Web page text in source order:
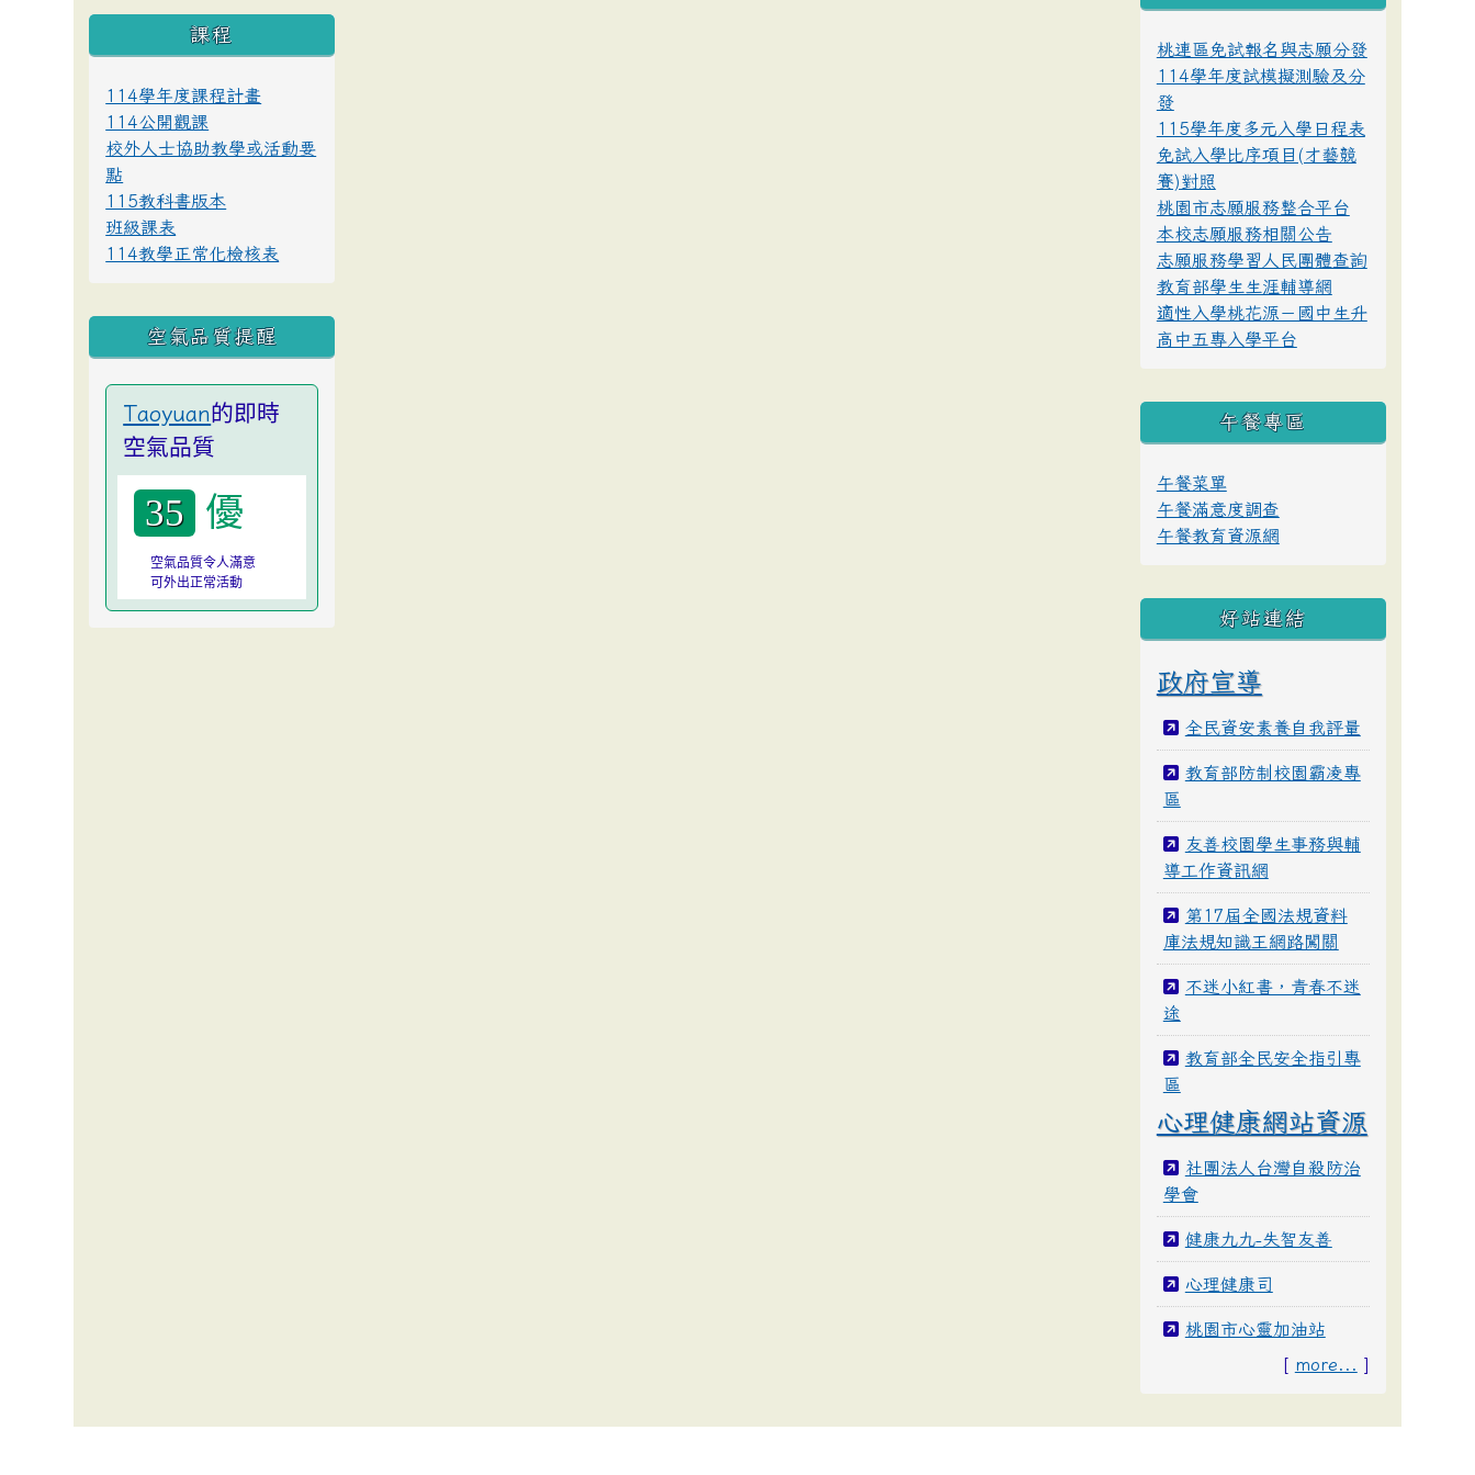
課程
114學年度課程計畫
114公開觀課
校外人士協助教學或活動要
點
115教科書版本
班級課表
114教學正常化檢核表
空氣品質提醒
Taoyuan的即時
空氣品質
35 優
空氣品質令人滿意
可外出正常活動
桃連區免試報名與志願分發
114學年度試模擬測驗及分
發
115學年度多元入學日程表
免試入學比序項目(才藝競
賽)對照
桃園市志願服務整合平台
本校志願服務相關公告
志願服務學習人民團體查詢
教育部學生生涯輔導網
適性入學桃花源－國中生升
高中五專入學平台
午餐專區
午餐菜單
午餐滿意度調查
午餐教育資源網
好站連結
政府宣導
全民資安素養自我評量
教育部防制校園霸凌專
區
友善校園學生事務與輔
導工作資訊網
第17屆全國法規資料
庫法規知識王網路闖關
不迷小紅書，青春不迷
途
教育部全民安全指引專
區
心理健康網站資源
社團法人台灣自殺防治
學會
健康九九-失智友善
心理健康司
桃園市心靈加油站
[ more... ]